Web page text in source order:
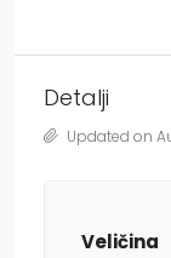
Detalji
Updated on
Veličina